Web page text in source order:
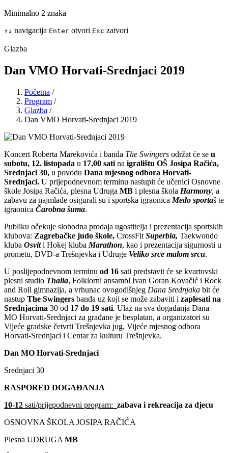
Minimalno 2 znaka
↑ ↓ navigacija Enter otvori Esc zatvori
Glazba
Dan VMO Horvati-Srednjaci 2019
Početna /
Program /
Glazba /
Dan VMO Horvati-Srednjaci 2019
Koncert Roberta Marekovića i banda The Swingers održat će se u
subotu, 12. listopada u 17,00 sati na igralištu OŠ Josipa Račića,
Srednjaci 30, u povodu Dana mjesnog odbora Horvati-
Srednjaci. U prijepodnevnom terminu nastupit će učenici Osnovne
škole Josipa Račića, plesna Udruga MB i plesna škola Harmony, a
zabavu za najmlađe osigurali su i sportska igraonica Medo sportaš te
igraonica Čarobna šuma.
Publiku očekuje slobodna prodaja ugostitelja i prezentacija sportskih
klubova: Zagrebačke judo škole, CrossFit Superbia, Taekwondo
kluba Osvit i Hokej kluba Marathon, kao i prezentacija sigurnosti u
prometu, DVD-a Trešnjevka i Udruge Veliko srce malom srcu.
U poslijepodnevnom terminu od 16 sati predstavit će se kvartovski
plesni studio Thalia, Folklorni ansambl Ivan Goran Kovačić i Rock
and Roll gimnazija, a vrhunac ovogodišnjeg Dana Srednjaka bit će
nastup The Swingers banda uz koji se može zabaviti i zaplesati na
Srednjacima 30 od 17 do 19 sati. Ulaz na sva događanja Dana
MO Horvati-Srednjaci za građane je besplatan, a organizatori su
Vijeće gradske četvrti Trešnjevka jug, Vijeće mjesnog odbora
Horvati-Srednjaci i Centar za kulturu Trešnjevka.
Dan MO Horvati-Srednjaci
Srednjaci 30
RASPORED DOGAĐANJA
10-12 sati/prijepodnevni program: zabava i rekreacija za djecu
OSNOVNA ŠKOLA JOSIPA RAČIĆA
Plesna UDRUGA MB